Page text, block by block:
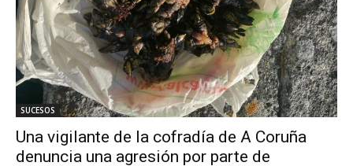
SUCESOS
Una vigilante de la cofradía de A Coruña
denuncia una agresión por parte de